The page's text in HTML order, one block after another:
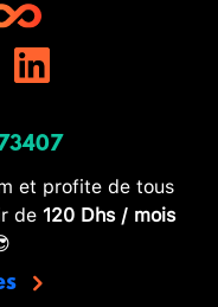
et profite de tous
de 120 Dhs / mois